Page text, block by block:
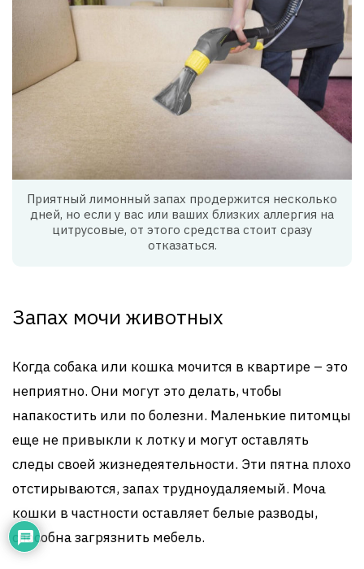
Приятный лимонный запах продержится несколько
дней, но если у вас или ваших близких аллергия на
цитрусовые, от этого средства стоит сразу
отказаться.
Запах мочи животных
Когда собака или кошка мочится в квартире – это
неприятно. Они могут это делать, чтобы
напакостить или по болезни. Маленькие питомцы
еще не привыкли к лотку и могут оставлять
следы своей жизнедеятельности. Эти пятна плохо
отстирываются, запах трудноудаляемый. Моча
кошки в частности оставляет белые разводы,
способна загрязнить мебель.